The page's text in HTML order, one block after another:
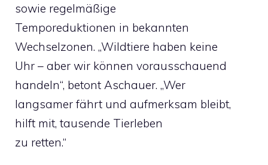
sowie regelmäßige
Temporeduktionen in bekannten
Wechselzonen. „Wildtiere haben keine
Uhr – aber wir können vorausschauend
handeln“, betont Aschauer. „Wer
langsamer fährt und aufmerksam bleibt,
hilft mit, tausende Tierleben
zu retten.“